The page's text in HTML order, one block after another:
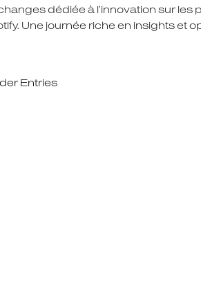
dédiée à l’innovation sur
Une journée riche en insights et
Entries